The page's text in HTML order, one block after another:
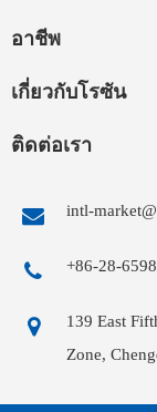
อาชีพ
เกี่ยวกับโรซัน
ติดต่อเรา
intl-
+86-28-
139 East
Zone,